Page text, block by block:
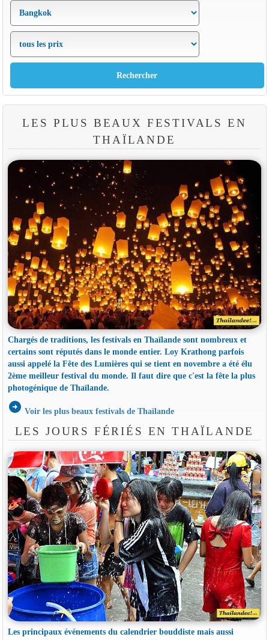
LES PLUS BEAUX FESTIVALS EN
THAÏLANDE
Chargés de traditions, les festivals en Thaïlande sont nombreux et
certains sont réputés dans le monde entier. Loy Krathong parfois
aussi appelé la Fête des Lumières qui se tient en novembre a été élu
2ème meilleur festival du monde. Il faut dire que c'est la fête la plus
photogénique de Thaïlande.
arrow_circle_right Voir les plus beaux festivals de Thaïlande
LES JOURS FÉRIÉS EN THAÏLANDE
Les principaux événements du calendrier bouddiste mais aussi